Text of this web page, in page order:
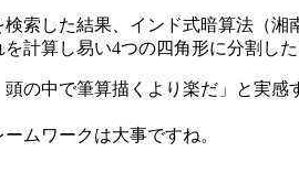
した結果、インド式暗算法（湘
計算し易い4つの四角形に分割し
の中で筆算描くより楽だ」と実
ムワークは大事ですね。